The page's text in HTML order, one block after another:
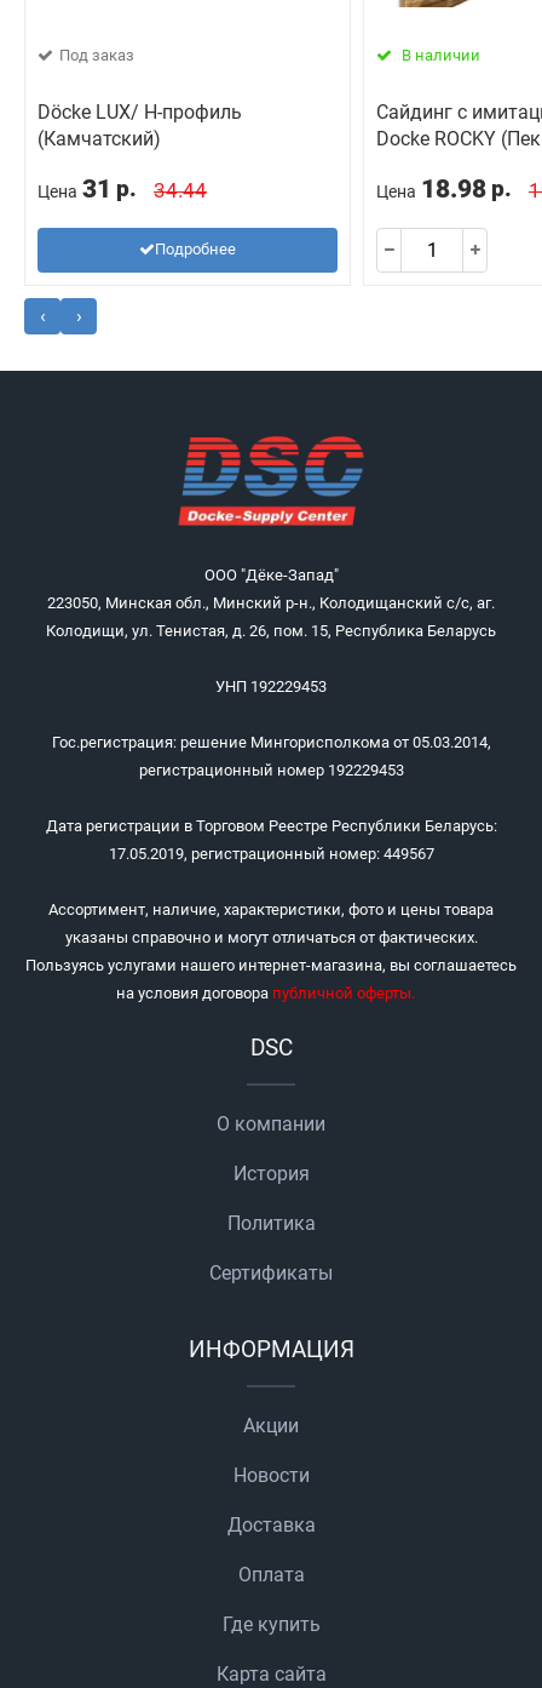
Под заказ
Döcke LUX/ H-профиль
(Камчатский)
Цена 31 р. 34.44
Подробнее
В наличии
Сайдинг с
Docke ROCKY
Цена 18.98 р.
‹ ›
ООО "Дёке-Запад"
223050, Минская обл., Минский р-н., Колодищанский с/с, аг.
Колодищи, ул. Тенистая, д. 26, пом. 15, Республика Беларусь
УНП 192229453
Гос.регистрация: решение Мингорисполкома от 05.03.2014,
регистрационный номер 192229453
Дата регистрации в Торговом Реестре Республики Беларусь:
17.05.2019, регистрационный номер: 449567
Ассортимент, наличие, характеристики, фото и цены товара
указаны справочно и могут отличаться от фактических.
Пользуясь услугами нашего интернет-магазина, вы соглашаетесь
на условия договора публичной оферты.
DSC
О компании
История
Политика
Сертификаты
ИНФОРМАЦИЯ
Акции
Новости
Доставка
Оплата
Где купить
Карта сайта